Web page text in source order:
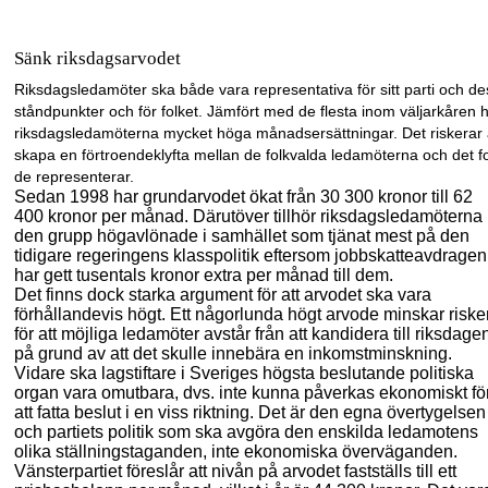
Sänk riksdagsarvodet
Riksdagsledamöter ska både vara representativa för sitt parti och
ståndpunkter och för folket. Jämfört med de flesta inom väljarkåren
riksdagsledamöterna mycket höga månadsersättningar. Det riskerar
skapa en förtroendeklyfta mellan de folkvalda ledamöterna och det
de representerar.
Sedan 1998 har grundarvodet ökat från 30 300 kronor till 62
400 kronor per månad. Därutöver tillhör riksdagsledamöterna
den grupp högavlönade i samhället som tjänat mest på den
tidigare regeringens klasspolitik eftersom jobbskatteavdragen
har gett tusentals kronor extra per månad till dem.
Det finns dock starka argument för att arvodet ska vara
förhållandevis högt. Ett någorlunda högt arvode minskar
för att möjliga ledamöter avstår från att kandidera till
på grund av att det skulle innebära en inkomstminskning.
Vidare ska lagstiftare i Sveriges högsta beslutande politiska
organ vara omutbara, dvs. inte kunna påverkas ekonomiskt
att fatta beslut i en viss riktning. Det är den egna övertygelsen
och partiets politik som ska avgöra den enskilda ledamotens
olika ställningstaganden, inte ekonomiska överväganden.
Vänsterpartiet föreslår att nivån på arvodet fastställs till ett